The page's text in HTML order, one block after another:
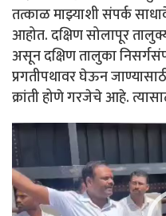
तत्काळ माझ्याशी संपर्क
आहोत. दक्षिण सोलापूर
असून दक्षिण तालुका
प्रगतीपथावर घेऊन
क्रांती होणे गरजेचे आहे.
Video
Player